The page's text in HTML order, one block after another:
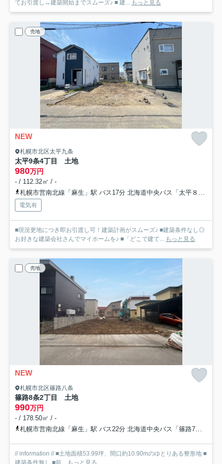
てお引渡し→建築開始までスムーズ♪ ■ 建... もっと見る
売地
NEW
札幌市北区太平九条
太平9条4丁目 土地
980万円
- / 112.32㎡ / -
札幌市営南北線「麻生」駅 バス17分 北海道中央バス「太平８条４丁目」 停歩4分
電気有
■現況更地につき即お引渡し可！建築計画がスムーズ♪ ■建築条件なし◎
お好きな建築会社さんでマイホームを♪ ■「どこで建て... もっと見る
売地
NEW
札幌市北区篠路八条
篠路8条2丁目 土地
990万円
- / 178.50㎡ / -
札幌市営南北線「麻生」駅 バス22分 北海道中央バス「篠路7条2丁目」 停歩3分
// information // ■土地面積53.99坪、間口約10.90mのゆとりある整形地 ■